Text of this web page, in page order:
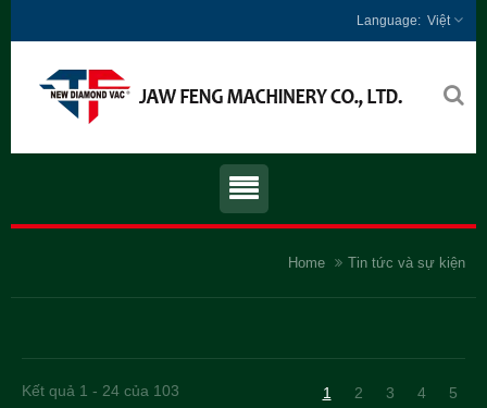
Việt
Home Tin tức và sự kiện
Kết quả 1 - 24 của 103 1 2 3 4 5